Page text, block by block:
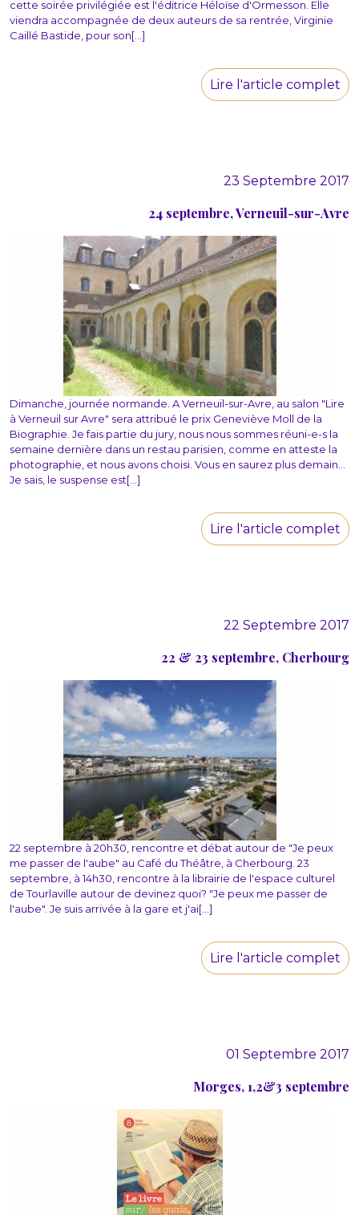
cette soirée privilégiée est l'éditrice Héloïse d'Ormesson. Elle
viendra accompagnée de deux auteurs de sa rentrée, Virginie
Caillé Bastide, pour son[...]
Lire l'article complet
23 Septembre 2017
24 septembre, Verneuil-sur-Avre
Dimanche, journée normande. A Verneuil-sur-Avre, au salon "Lire
à Verneuil sur Avre" sera attribué le prix Geneviève Moll de la
Biographie. Je fais partie du jury, nous nous sommes réuni-e-s la
semaine dernière dans un restau parisien, comme en atteste la
photographie, et nous avons choisi. Vous en saurez plus demain...
Je sais, le suspense est[...]
Lire l'article complet
22 Septembre 2017
22 & 23 septembre, Cherbourg
22 septembre à 20h30, rencontre et débat autour de "Je peux
me passer de l'aube" au Café du Théâtre, à Cherbourg. 23
septembre, à 14h30, rencontre à la librairie de l'espace culturel
de Tourlaville autour de devinez quoi? "Je peux me passer de
l'aube". Je suis arrivée à la gare et j'ai[...]
Lire l'article complet
01 Septembre 2017
Morges, 1,2&3 septembre